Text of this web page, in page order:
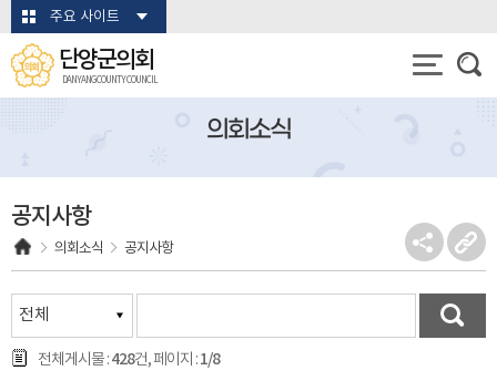
본문바로가기주요 사이트
단양군의회
DANYANG COUNTY COUNCIL
의회소식
공지사항
의회소식 공지사항
전체게시물 :428건, 페이지 :1/8